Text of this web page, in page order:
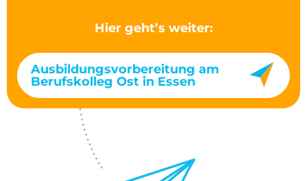
Hier geht’s weiter:
Ausbildungsvorbereitung am
Berufskolleg Ost in Essen